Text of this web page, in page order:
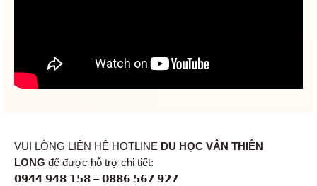
VUI LÒNG LIÊN HỆ HOTLINE DU HỌC VÂN THIÊN
LONG để được hỗ trợ chi tiết:
𝟬𝟵𝟰𝟰 𝟵𝟰𝟴 𝟭𝟱𝟴 – 𝟬𝟴𝟴𝟲 𝟱𝟲𝟳 𝟵𝟮𝟳